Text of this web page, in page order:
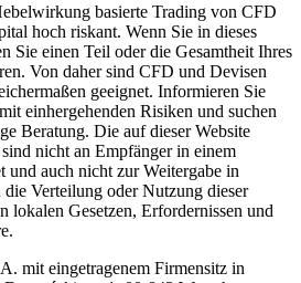
basierte Trading von CFD
hoch riskant. Wenn Sie in dieses
Sie einen Teil oder die Gesamtheit Ihres
Von daher sind CFD und Devisen
geeignet. Informieren Sie
einhergehenden Risiken und suchen
Beratung. Die auf dieser Website
nicht an Empfänger in einem
und auch nicht zur Weitergabe in
Verteilung oder Nutzung dieser
lokalen Gesetzen, Erfordernissen und
mit eingetragenem Firmensitz in